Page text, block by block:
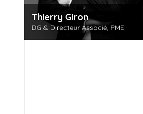
Thierry Giron
DG & Directeur Associé, PME